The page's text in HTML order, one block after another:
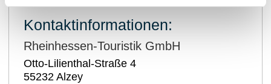
Kontaktinformationen:
Rheinhessen-Touristik GmbH
Otto-Lilienthal-Straße 4
55232 Alzey